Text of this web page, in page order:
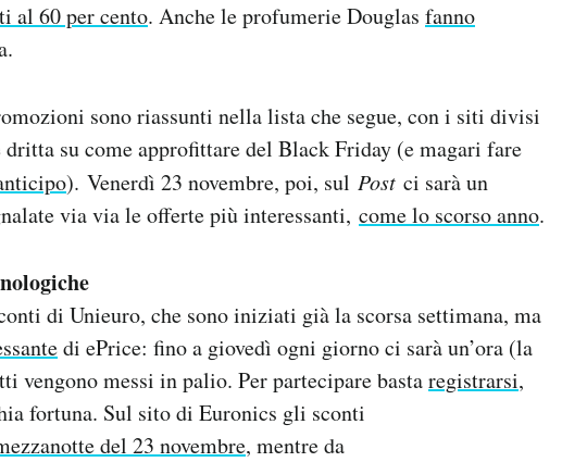
al 60 per cento. Anche le profumerie Douglas fanno
sono riassunti nella lista che segue, con i siti divisi
dritta su come approfittare del Black Friday (e magari fare
). Venerdì 23 novembre, poi, sul Post ci sarà un
via via le offerte più interessanti, come lo scorso anno.
di Unieuro, che sono iniziati già la scorsa settimana, ma
di ePrice: fino a giovedì ogni giorno ci sarà un’ora (la
vengono messi in palio. Per partecipare bastaregistrarsi,
fortuna. Sul sito di Euronics gli sconti
del 23 novembre, mentre da